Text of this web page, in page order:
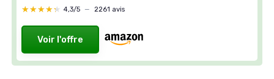
★★★★★
★★★★★ 4,3/5 — 2261 avis
Voir l'offre